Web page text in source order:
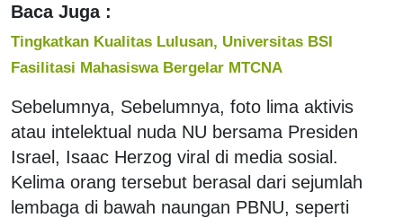
Baca Juga :
Tingkatkan Kualitas Lulusan, Universitas BSI
Fasilitasi Mahasiswa Bergelar MTCNA
Sebelumnya, Sebelumnya, foto lima aktivis
atau intelektual nuda NU bersama Presiden
Israel, Isaac Herzog viral di media sosial.
Kelima orang tersebut berasal dari sejumlah
lembaga di bawah naungan PBNU, seperti